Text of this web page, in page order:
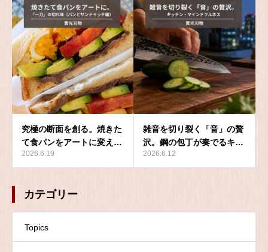
究極の断面を創る。焼きた
て食パンをアートに変え…
2026.6.19
雑音を切り裂く「音」の贅
沢。鋼の包丁が奏でるキ…
2026.6.12
カテゴリー
Topics